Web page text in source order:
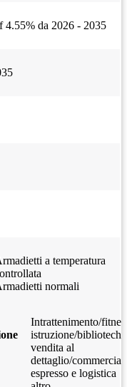
4.55% da 2026 - 2035
a temperatura
normali
Intrattenimento/
istruzione/biblioteche
vendita al
dettaglio/
espresso e logistica